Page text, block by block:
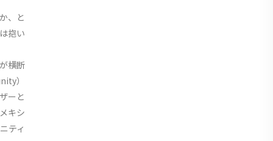
、と
抱い
横断
）
ーと
キシ
ティ